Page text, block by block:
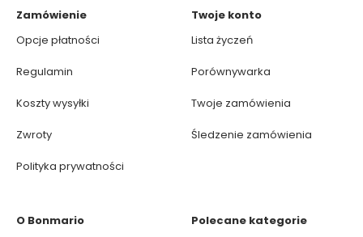
Zamówienie
Opcje płatności
Regulamin
Koszty wysyłki
Zwroty
Polityka prywatności
Twoje konto
Lista życzeń
Porównywarka
Twoje zamówienia
Śledzenie zamówienia
O Bonmario
Polecane kategorie